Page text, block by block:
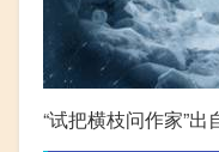
“试把横枝问作家”